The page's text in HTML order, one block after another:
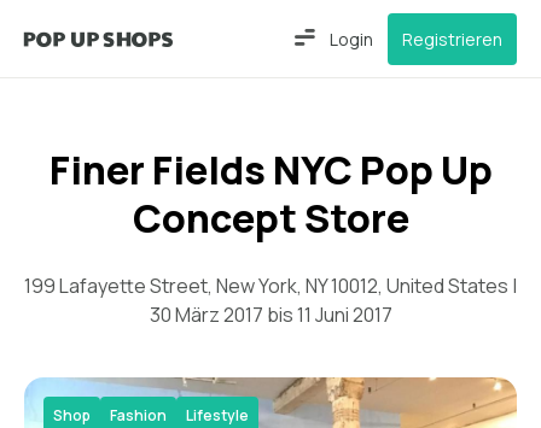
Login Registrieren
Finer Fields NYC Pop Up
Concept Store
199 Lafayette Street, New York, NY 10012, United States |
30 März 2017 bis 11 Juni 2017
Shop Fashion Lifestyle